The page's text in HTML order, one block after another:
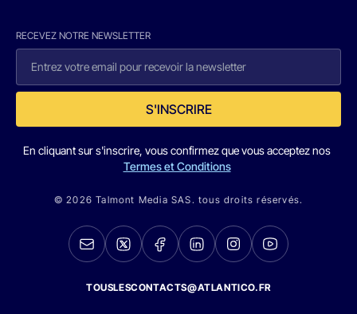
RECEVEZ NOTRE NEWSLETTER
S'INSCRIRE
En cliquant sur s'inscrire, vous confirmez que vous acceptez nos
Termes et Conditions
© 2026 Talmont Media SAS. tous droits réservés.
TOUSLESCONTACTS@ATLANTICO.FR